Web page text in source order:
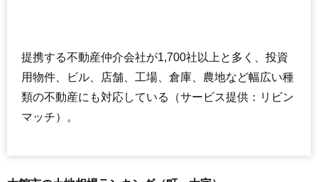
提携する不動産仲介会社が1,700社以上と多く、投資
用物件、ビル、店舗、工場、倉庫、農地など幅広い種
類の不動産にも対応している（サービス提供：リビン
マッチ）。